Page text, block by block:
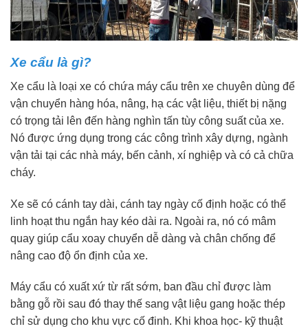
Xe cẩu là gì?
Xe cẩu là loại xe có chứa máy cẩu trên xe chuyên dùng để
vận chuyển hàng hóa, nâng, hạ các vật liệu, thiết bị nặng
có trọng tải lên đến hàng nghìn tấn tùy công suất của xe.
Nó được ứng dụng trong các công trình xây dựng, ngành
vận tải tại các nhà máy, bến cảnh, xí nghiệp và có cả chữa
cháy.
Xe sẽ có cánh tay dài, cánh tay ngày cố định hoặc có thể
linh hoạt thu ngắn hay kéo dài ra. Ngoài ra, nó có mâm
quay giúp cẩu xoay chuyển dễ dàng và chân chống để
nâng cao độ ổn định của xe.
Máy cẩu có xuất xứ từ rất sớm, ban đầu chỉ được làm
bằng gỗ rồi sau đó thay thế sang vật liệu gang hoặc thép
chỉ sử dụng cho khu vực cố đinh. Khi khoa học- kỹ thuật